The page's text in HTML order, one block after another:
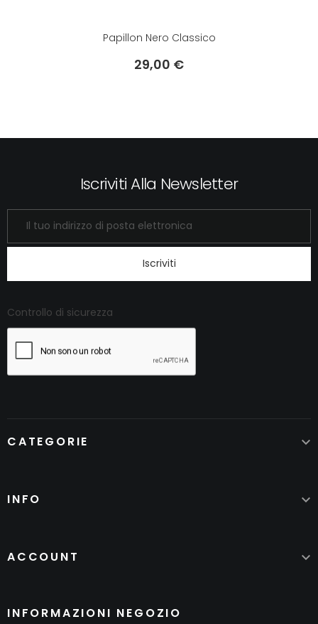
Papillon Nero Classico
Prezzo
29,00 €
Iscriviti Alla Newsletter
Iscriviti
Controllo di sicurezza
CATEGORIE 
INFO 
ACCOUNT 
INFORMAZIONI NEGOZIO